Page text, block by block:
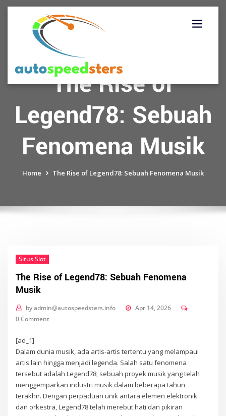
Skip
The Rise of
Legend78: Sebuah
Fenomena Musik
Home The Rise of Legend78: Sebuah Fenomena Musik
Situs Slot
The Rise of Legend78: Sebuah Fenomena
Musik
byadmin@autospeedsters.info
Apr 14, 2026
0 Comment
[ad_1]
Dalam dunia musik, ada artis-artis tertentu yang melampaui
artis lain hingga menjadi legenda. Salah satu fenomena
tersebut adalah Legend78, sebuah proyek musik yang telah
menggemparkan industri musik dalam beberapa tahun
terakhir. Dengan perpaduan unik antara elemen elektronik
dan orkestra, Legend78 telah merebut hati dan pikiran